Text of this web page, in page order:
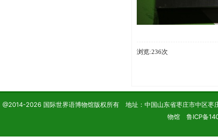
浏览:236次
@2014-2026 国际世界语博物馆版权所有 地址：中国山东省枣庄市中区
物馆 鲁ICP备